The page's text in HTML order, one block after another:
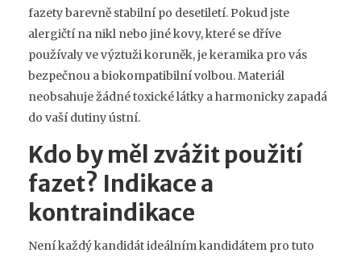
fazety barevně stabilní po desetiletí. Pokud jste
alergičtí na nikl nebo jiné kovy, které se dříve
používaly ve výztuži koruněk, je keramika pro vás
bezpečnou a biokompatibilní volbou. Materiál
neobsahuje žádné toxické látky a harmonicky zapadá
do vaší dutiny ústní.
Kdo by měl zvážit použití
fazet? Indikace a
kontraindikace
Není každý kandidát ideálním kandidátem pro tuto